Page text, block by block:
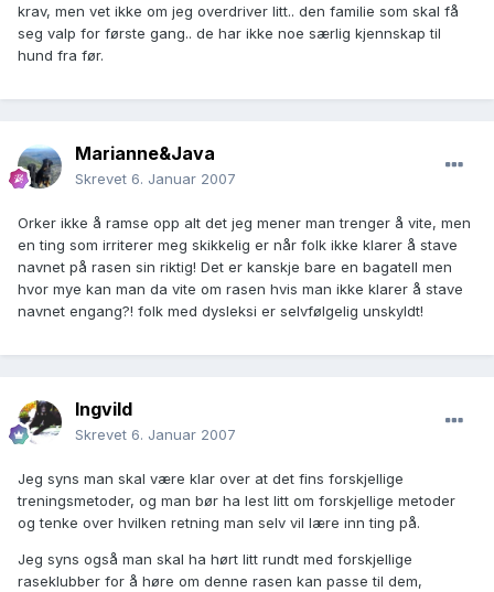
krav, men vet ikke om jeg overdriver litt.. den familie som skal få
seg valp for første gang.. de har ikke noe særlig kjennskap til
hund fra før.
Marianne&Java
Skrevet 6. Januar 2007
Orker ikke å ramse opp alt det jeg mener man trenger å vite, men
en ting som irriterer meg skikkelig er når folk ikke klarer å stave
navnet på rasen sin riktig! Det er kanskje bare en bagatell men
hvor mye kan man da vite om rasen hvis man ikke klarer å stave
navnet engang?! folk med dysleksi er selvfølgelig unskyldt!
Ingvild
Skrevet 6. Januar 2007
Jeg syns man skal være klar over at det fins forskjellige
treningsmetoder, og man bør ha lest litt om forskjellige metoder
og tenke over hvilken retning man selv vil lære inn ting på.
Jeg syns også man skal ha hørt litt rundt med forskjellige
raseklubber for å høre om denne rasen kan passe til dem,